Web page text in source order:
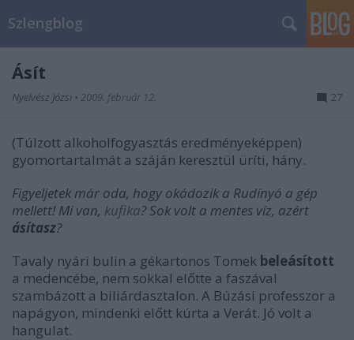
Szlengblog
Ásít
Nyelvész Józsi • 2009. február 12. 27
(Túlzott alkoholfogyasztás eredményeképpen)
gyomortartalmát a száján keresztül üríti, hány.
Figyeljetek már oda, hogy okádozik a Rudínyó a gép
mellett! Mi van, kufika? Sok volt a mentes víz, azért
ásítasz?
Tavaly nyári bulin a gékartonos Tomek beleásított
a medencébe, nem sokkal előtte a faszával
szambázott a biliárdasztalon. A Búzási professzor a
napágyon, mindenki előtt kúrta a Verát. Jó volt a
hangulat.